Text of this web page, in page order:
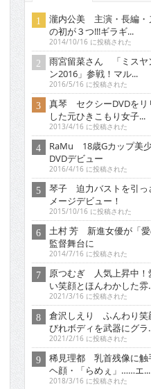
瀧内公美 主演・長編・
の初が３つ!!!ギラギ...
2014/10/16 に投稿された
雨宮留菜さん 「ミスヤ
ン2016」参戦！マル...
2016/5/16 に投稿された
真琴 セクシーDVDをリ
した元ひきこもり女子...
2013/4/16 に投稿された
RaMu 18歳Gカップ美
DVDデビュー
2016/4/16 に投稿された
琴子 迫力バストを引っ
メージデビュー！
2015/10/16 に投稿された
土村 芳 新進女優が「愛
監督舞台に
2014/7/16 に投稿された
原つむぎ 人気上昇中！
い笑顔とほんわかした雰
2021/3/16 に投稿された
倉沢しえり ふんわり笑
びれボディを武器にグラ
2021/2/16 に投稿された
稀見理都 乳首残像に触
ヘ顔・「らめぇ」……エ...
2018/3/16 に投稿された